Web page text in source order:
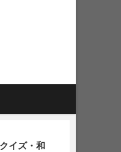
イズ・和